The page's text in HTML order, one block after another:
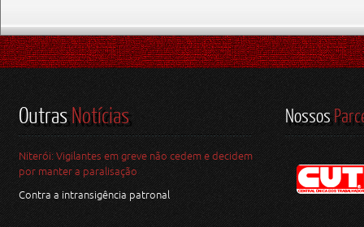
OutrasNotícias
Niterói: Vigilantes em greve não cedem e decidem
por manter a paralisação
Contra a intransigência patronal
Nossos